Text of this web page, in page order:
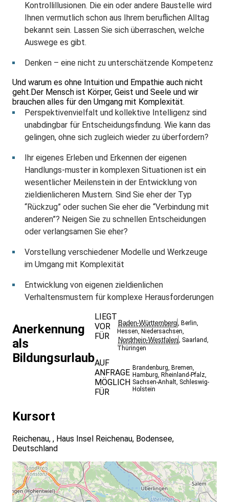
Kontrollillusionen. Die ein oder andere Baustelle wird
Ihnen vermutlich schon aus Ihrem beruflichen Alltag
bekannt sein. Lassen Sie sich überraschen, welche
Auswege es gibt.
Denken – eine nicht zu unterschätzende Kompetenz
Und warum es ohne Intuition und Empathie auch nicht
geht.Der Mensch ist Körper, Geist und Seele und wir
brauchen alles für den Umgang mit Komplexität.
Perspektivenvielfalt und kollektive Intelligenz sind
unabdingbar für Entscheidungsfindung. Wie kann das
gelingen, ohne sich zugleich wieder zu überfordern?
Ihr eigenes Erleben und Erkennen der eigenen
Handlungs-muster in komplexen Situationen ist ein
wesentlicher Meilenstein in der Entwicklung von
zieldienlicheren Mustern. Sind Sie eher der Typ
“Rückzug” oder suchen Sie eher die “Verbindung mit
anderen”? Neigen Sie zu schnellen Entscheidungen
oder verlangsamen Sie eher?
Vorstellung verschiedener Modelle und Werkzeuge
im Umgang mit Komplexität
Entwicklung von eigenen zieldienlichen
Verhaltensmustern für komplexe Herausforderungen
Anerkennung
als
Bildungsurlaub
LIEGT
VOR
FÜR
Baden-Württemberg, Berlin,
Hessen, Niedersachsen,
Nordrhein-Westfalen, Saarland,
Thüringen
AUF
ANFRAGE
MÖGLICH
FÜR
Brandenburg, Bremen,
Hamburg, Rheinland-Pfalz,
Sachsen-Anhalt, Schleswig-
Holstein
Kursort
Reichenau, , Haus Insel Reichenau, Bodensee,
Deutschland